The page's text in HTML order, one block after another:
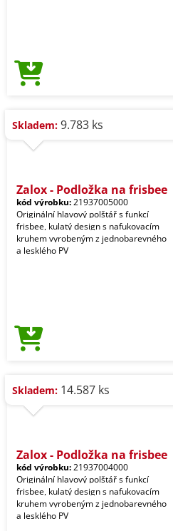
Skladem: 9.783 ks
Zalox - Podložka na frisbee
kód výrobku:21937005000
Originální hlavový polštář s funkcí
frisbee, kulatý design s nafukovacím
kruhem vyrobeným z jednobarevného
a lesklého PV
Skladem: 14.587 ks
Zalox - Podložka na frisbee
kód výrobku:21937004000
Originální hlavový polštář s funkcí
frisbee, kulatý design s nafukovacím
kruhem vyrobeným z jednobarevného
a lesklého PV